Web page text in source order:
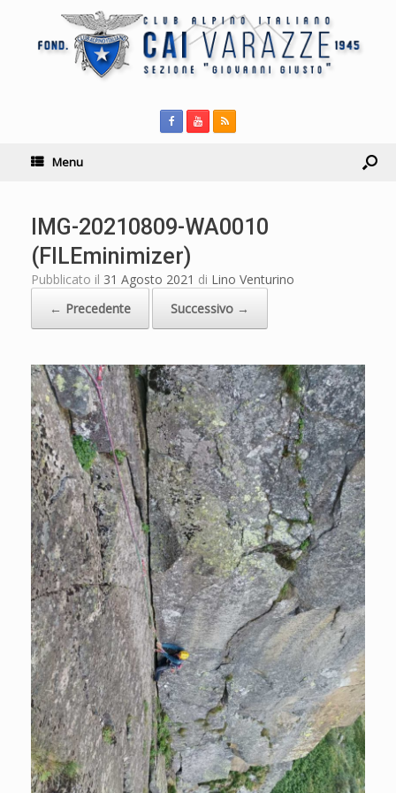
Menu
IMG-20210809-WA0010
(FILEminimizer)
Pubblicato il 31 Agosto 2021 di Lino Venturino
← Precedente
Successivo →